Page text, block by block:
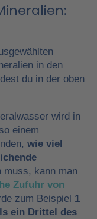
in den
du in der oben
wird in
einem
wie viel
muss, kann man
Zufuhr von
zum Beispiel 1
ein Drittel des